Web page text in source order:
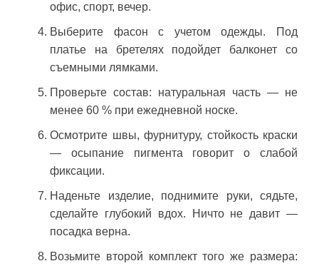
офис, спорт, вечер.
Выберите фасон с учетом одежды. Под
платье на бретелях подойдет балконет со
съемными лямками.
Проверьте состав: натуральная часть — не
менее 60 % при ежедневной носке.
Осмотрите швы, фурнитуру, стойкость краски
— осыпание пигмента говорит о слабой
фиксации.
Наденьте изделие, поднимите руки, сядьте,
сделайте глубокий вдох. Ничто не давит —
посадка верна.
Возьмите второй комплект того же размера: